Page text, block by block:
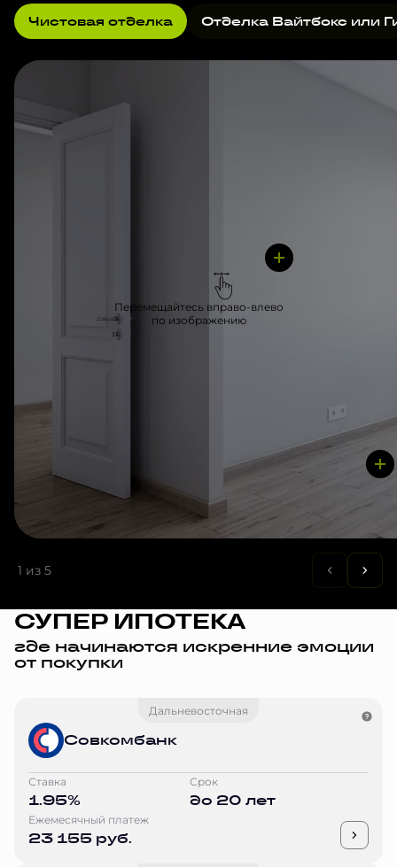
Чистовая отделка Отделка Вайтбокс или
Перемещайтесь вправо-влево
по изображению
1 из 5
СУПЕР ИПОТЕКА
где начинаются искренние эмоции
от покупки
Дальневосточная
Совкомбанк
Ставка
1.95%
Срок
до 20 лет
Ежемесячный платеж
23 155 руб.